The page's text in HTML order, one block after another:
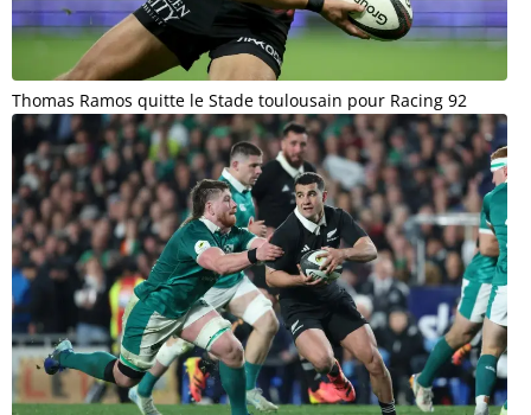
Thomas Ramos quitte le Stade toulousain pour Racing 92